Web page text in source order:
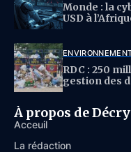
Monde : la
USD à
RDC : 250
gestion des
À propos de
Acceuil
La rédaction